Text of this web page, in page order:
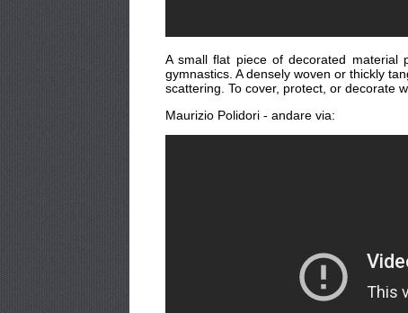
A small flat piece of decorated
gymnastics. A densely woven or thickly
scattering. To cover, protect, or decorate
Maurizio Polidori - andare via: